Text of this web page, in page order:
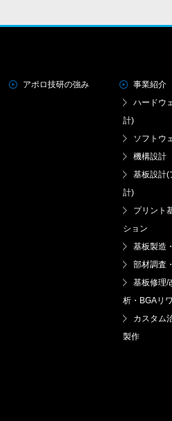
アポロ技研の強み
事業紹介
ハードウ
計)
ソフトウ
機構設計
基板設計(
計)
プリント
ション
基板製造
部材調査
基板修理/
析・BGAリ
カスタム
製作